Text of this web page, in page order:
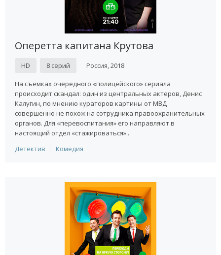
Оперетта капитана Крутова
HD 8 серий Россия, 2018
На съемках очередного «полицейского» сериала
происходит скандал: один из центральных актеров, Денис
Калугин, по мнению кураторов картины от МВД
совершенно не похож на сотрудника правоохранительных
органов. Для «перевоспитания» его направляют в
настоящий отдел «стажироваться»...
Детектив
Комедия